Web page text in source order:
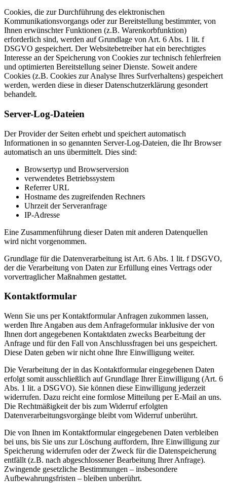
Cookies, die zur Durchführung des elektronischen
Kommunikationsvorgangs oder zur Bereitstellung bestimmter, von
Ihnen erwünschter Funktionen (z.B. Warenkorbfunktion)
erforderlich sind, werden auf Grundlage von Art. 6 Abs. 1 lit. f
DSGVO gespeichert. Der Websitebetreiber hat ein berechtigtes
Interesse an der Speicherung von Cookies zur technisch fehlerfreien
und optimierten Bereitstellung seiner Dienste. Soweit andere
Cookies (z.B. Cookies zur Analyse Ihres Surfverhaltens) gespeichert
werden, werden diese in dieser Datenschutzerklärung gesondert
behandelt.
Server-Log-Dateien
Der Provider der Seiten erhebt und speichert automatisch
Informationen in so genannten Server-Log-Dateien, die Ihr Browser
automatisch an uns übermittelt. Dies sind:
Browsertyp und Browserversion
verwendetes Betriebssystem
Referrer URL
Hostname des zugreifenden Rechners
Uhrzeit der Serveranfrage
IP-Adresse
Eine Zusammenführung dieser Daten mit anderen Datenquellen
wird nicht vorgenommen.
Grundlage für die Datenverarbeitung ist Art. 6 Abs. 1 lit. f DSGVO,
der die Verarbeitung von Daten zur Erfüllung eines Vertrags oder
vorvertraglicher Maßnahmen gestattet.
Kontaktformular
Wenn Sie uns per Kontaktformular Anfragen zukommen lassen,
werden Ihre Angaben aus dem Anfrageformular inklusive der von
Ihnen dort angegebenen Kontaktdaten zwecks Bearbeitung der
Anfrage und für den Fall von Anschlussfragen bei uns gespeichert.
Diese Daten geben wir nicht ohne Ihre Einwilligung weiter.
Die Verarbeitung der in das Kontaktformular eingegebenen Daten
erfolgt somit ausschließlich auf Grundlage Ihrer Einwilligung (Art. 6
Abs. 1 lit. a DSGVO). Sie können diese Einwilligung jederzeit
widerrufen. Dazu reicht eine formlose Mitteilung per E-Mail an uns.
Die Rechtmäßigkeit der bis zum Widerruf erfolgten
Datenverarbeitungsvorgänge bleibt vom Widerruf unberührt.
Die von Ihnen im Kontaktformular eingegebenen Daten verbleiben
bei uns, bis Sie uns zur Löschung auffordern, Ihre Einwilligung zur
Speicherung widerrufen oder der Zweck für die Datenspeicherung
entfällt (z.B. nach abgeschlossener Bearbeitung Ihrer Anfrage).
Zwingende gesetzliche Bestimmungen – insbesondere
Aufbewahrungsfristen – bleiben unberührt.